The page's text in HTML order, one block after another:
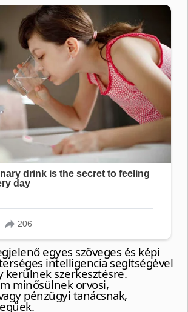
egyes szöveges és képi
intelligencia segítségével
kerülnek szerkesztésre.
minősülnek orvosi,
pénzügyi tanácsnak,